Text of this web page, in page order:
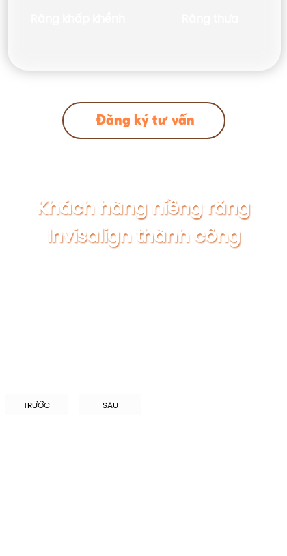
Đăng ký tư vấn
Khách hàng niềng răng
Invisalign thành công
TRƯỚC SAU